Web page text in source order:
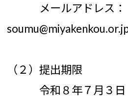
メールアドレス：
（２）提出期限
令和８年７月３日